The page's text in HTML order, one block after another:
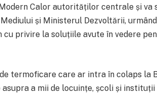
Calor autorităților centrale și va
și Ministerul Dezvoltării,
privire la soluțiile avute în vedere
termoficare care ar intra în colaps la
a mii de locuințe, școli și